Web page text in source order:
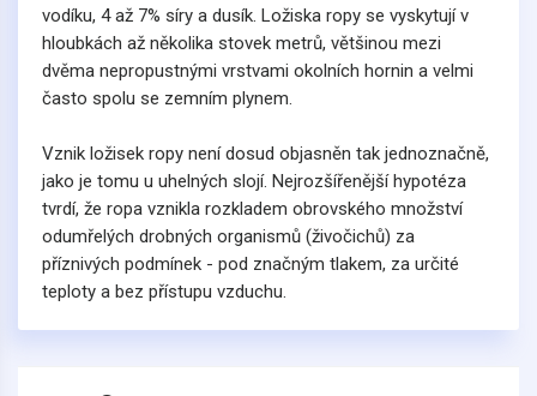
vodíku, 4 až 7% síry a dusík. Ložiska ropy se vyskytují v
hloubkách až několika stovek metrů, většinou mezi
dvěma nepropustnými vrstvami okolních hornin a velmi
často spolu se zemním plynem.
Vznik ložisek ropy není dosud objasněn tak jednoznačně,
jako je tomu u uhelných slojí. Nejrozšířenější hypotéza
tvrdí, že ropa vznikla rozkladem obrovského množství
odumřelých drobných organismů (živočichů) za
příznivých podmínek - pod značným tlakem, za určité
teploty a bez přístupu vzduchu.